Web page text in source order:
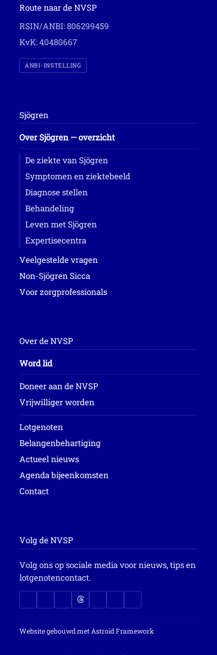
Route naar de NVSP
RSIN/ANBI: 806299459
KvK: 40480667
ANBI-INSTELLING
Sjögren
Over Sjögren — overzicht
De ziekte van Sjögren
Symptomen en ziektebeeld
Diagnose stellen
Behandeling
Leven met Sjögren
Expertisecentra
Veelgestelde vragen
Non-Sjögren Sicca
Voor zorgprofessionals
Over de NVSP
Word lid
Doneer aan de NVSP
Vrijwilliger worden
Lotgenoten
Belangenbehartiging
Actueel nieuws
Agenda bijeenkomsten
Contact
Volg de NVSP
Volg ons op sociale media voor nieuws, tips en
lotgenotencontact.
Website gebouwd met Astroid Framework